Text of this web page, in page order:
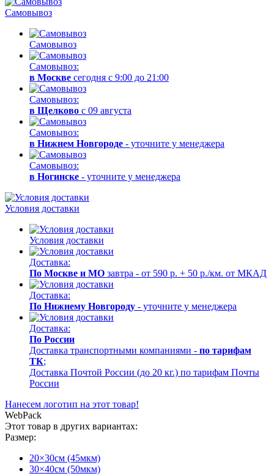
Самовывоз
Самовывоз
Самовывоз:
в Москве сегодня с 9:00 до 21:00
Самовывоз:
в Щелково с 09 августа
Самовывоз:
в Нижнем Новгороде - уточните у менеджера
Самовывоз:
в Ногинске - уточните у менеджера
Условия доставки
Условия доставки
Доставка:
По Москве и МО завтра - от 590 р. + 50 р./км. от МКАД
Доставка:
По Нижнему Новгороду - уточните у менеджера
Доставка:
По России
Доставка транспортными компаниями - по тарифам
ТК;
Доставка Почтой России (до 20 кг.) по тарифам Почты
России
Нанесем логотип на этот товар!
WebPack
Этот товар в других вариантах:
Размер:
20×30см (45мкм)
30×40см (50мкм)